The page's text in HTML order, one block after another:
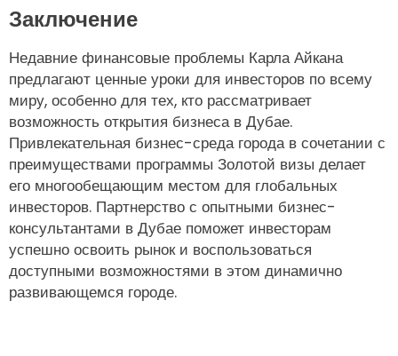
Заключение
Недавние финансовые проблемы Карла Айкана
предлагают ценные уроки для инвесторов по всему
миру, особенно для тех, кто рассматривает
возможность открытия бизнеса в Дубае.
Привлекательная бизнес-среда города в сочетании с
преимуществами программы Золотой визы делает
его многообещающим местом для глобальных
инвесторов. Партнерство с опытными бизнес-
консультантами в Дубае поможет инвесторам
успешно освоить рынок и воспользоваться
доступными возможностями в этом динамично
развивающемся городе.